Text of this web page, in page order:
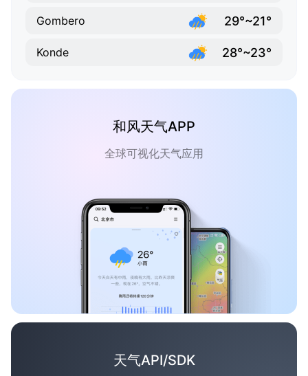
Gombero 29°~21°
Konde 28°~23°
和风天气APP
全球可视化天气应用
天气API/SDK